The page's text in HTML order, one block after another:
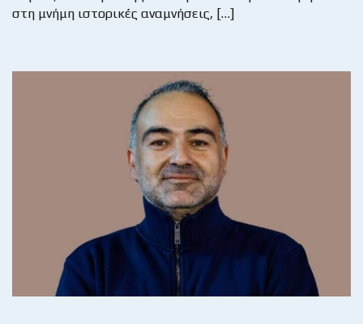
στη μνήμη ιστορικές αναμνήσεις, […]